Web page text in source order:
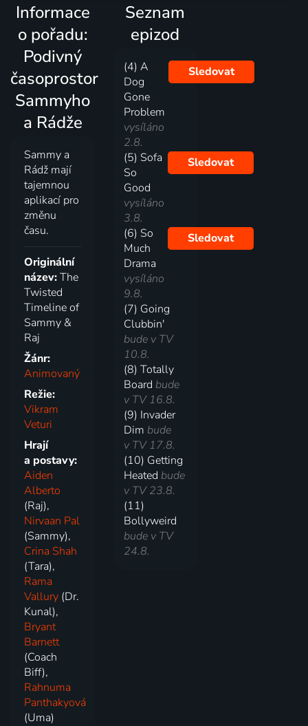
Informace
o pořadu:
Podivný
časoprostor
Sammyho
a Rádže
Sammy a
Rádž mají
tajemnou
aplikací pro
změnu
času.
Originální
název:The
Twisted
Timeline of
Sammy &
Raj
Žánr:
Animovaný
Režie:
Vikram
Veturi
Hrají
a postavy:
Aiden
Alberto
(Raj),
Nirvaan Pal
(Sammy),
Crina Shah
(Tara),
Rama
Vallury (Dr.
Kunal),
Bryant
Barnett
(Coach
Biff),
Rahnuma
Panthakyová
(Uma)
Seznam
epizod
(4) A
Dog
Gone
Problem
vysíláno
2.8.
Sledovat
(5) Sofa
So
Good
vysíláno
3.8.
Sledovat
(6) So
Much
Drama
vysíláno
9.8.
Sledovat
(7) Going
Clubbin'
bude v TV
10.8.
(8) Totally
Boardbude
v TV 16.8.
(9) Invader
Dimbude
v TV 17.8.
(10) Getting
Heatedbude
v TV 23.8.
(11)
Bollyweird
bude v TV
24.8.